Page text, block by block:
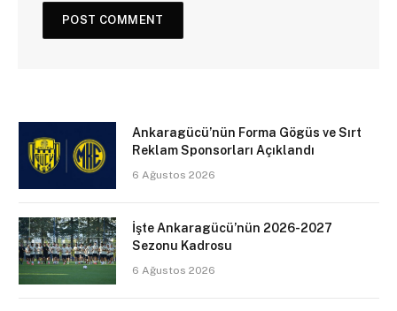
Ankaragücü’nün Forma Gögüs ve Sırt
Reklam Sponsorları Açıklandı
6 Ağustos 2026
İşte Ankaragücü’nün 2026-2027
Sezonu Kadrosu
6 Ağustos 2026